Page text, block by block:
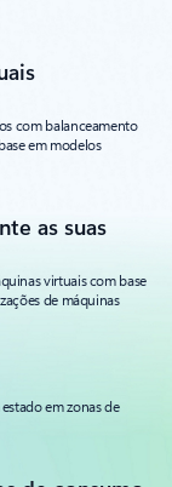
com balanceamento
em modelos
as suas
virtuais com base
de máquinas
em zonas de